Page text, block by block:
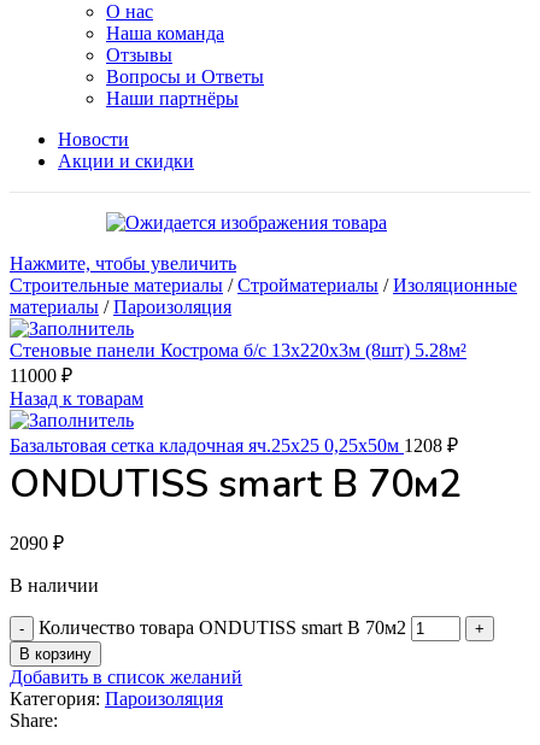
О нас
Наша команда
Отзывы
Вопросы и Ответы
Наши партнёры
Новости
Акции и скидки
Нажмите, чтобы увеличить
Строительные материалы /Стройматериалы /Изоляционные
материалы /Пароизоляция
Стеновые панели Кострома б/с 13х220х3м (8шт) 5.28м²
11000 ₽
Назад к товарам
Базальтовая сетка кладочная яч.25х25 0,25х50м 1208 ₽
ONDUTISS smart B 70м2
2090 ₽
В наличии
Количество товара ONDUTISS smart B 70м2
В корзину
Добавить в список желаний
Категория: Пароизоляция
Share: